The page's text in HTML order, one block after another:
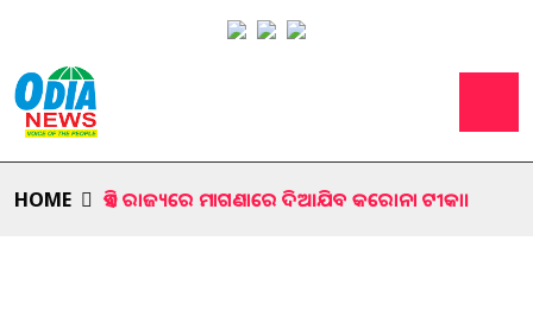
HOME ଏହି ରାଜ୍ୟରେ ମାଗଣାରେ ଦିଆଯିବ କରୋନା ଟୀକା।